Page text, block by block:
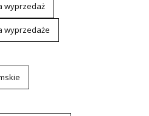
wyprzedaż
wyprzedaże